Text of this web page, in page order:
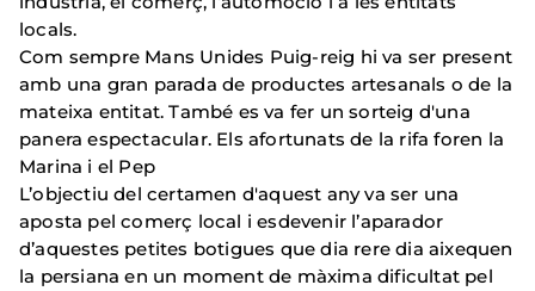
locals.
Com sempre Mans Unides Puig-reig hi va ser present
amb una gran parada de productes artesanals o de la
mateixa entitat. També es va fer un sorteig d'una
panera espectacular. Els afortunats de la rifa foren la
Marina i el Pep
L’objectiu del certamen d'aquest any va ser una
aposta pel comerç local i esdevenir l’aparador
d’aquestes petites botigues que dia rere dia aixequen
la persiana en un moment de màxima dificultat pel